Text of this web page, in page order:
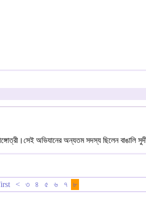
অভিযানের অন্যতম সদস্য ছিলেন
< ৩ ৪ ৫ ৬ ৭ ৮